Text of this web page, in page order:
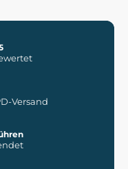
Versand